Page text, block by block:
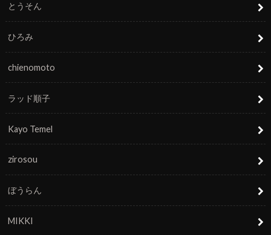
とうそん
ひろみ
chienomoto
ラッド順子
Kayo Temel
zirosou
ぼうらん
MIKKI